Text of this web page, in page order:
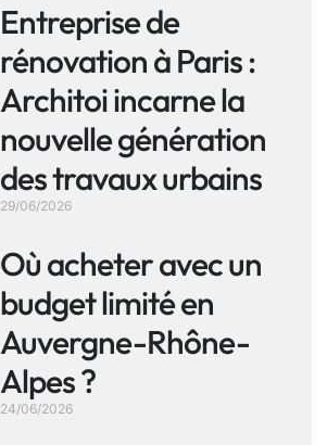
Entreprise de
rénovation à Paris :
Architoi incarne la
nouvelle génération
des travaux urbains
29/06/2026
Où acheter avec un
budget limité en
Auvergne-Rhône-
Alpes ?
24/06/2026